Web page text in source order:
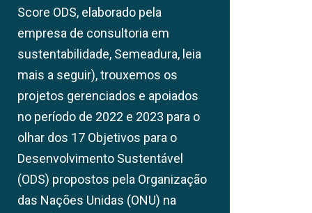
Score ODS, elaborado pela
empresa de consultoria em
sustentabilidade, Semeadura, leia
mais a seguir), trouxemos os
projetos gerenciados e apoiados
no período de 2022 e 2023 para o
olhar dos 17 Objetivos para o
Desenvolvimento Sustentável
(ODS) propostos pela Organização
das Nações Unidas (ONU) na